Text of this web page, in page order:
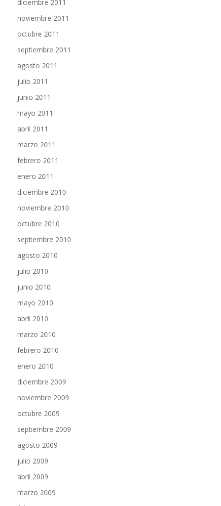
noviembre 2011
octubre 2011
septiembre 2011
agosto 2011
julio 2011
junio 2011
mayo 2011
abril 2011
marzo 2011
febrero 2011
enero 2011
diciembre 2010
noviembre 2010
octubre 2010
septiembre 2010
agosto 2010
julio 2010
junio 2010
mayo 2010
abril 2010
marzo 2010
febrero 2010
enero 2010
diciembre 2009
noviembre 2009
octubre 2009
septiembre 2009
agosto 2009
julio 2009
abril 2009
marzo 2009
febrero 2009